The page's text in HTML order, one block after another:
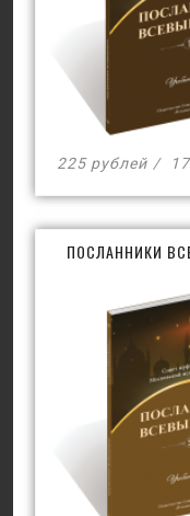
225 рублей
ПОСЛАННИКИ